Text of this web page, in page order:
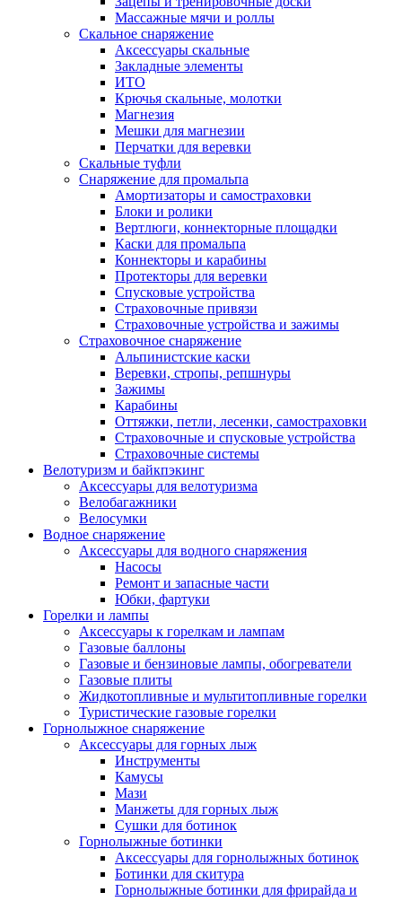
Массажные мячи и роллы
Скальное снаряжение
Аксессуары скальные
Закладные элементы
ИТО
Крючья скальные, молотки
Магнезия
Мешки для магнезии
Перчатки для веревки
Скальные туфли
Снаряжение для промальпа
Амортизаторы и самостраховки
Блоки и ролики
Вертлюги, коннекторные площадки
Каски для промальпа
Коннекторы и карабины
Протекторы для веревки
Спусковые устройства
Страховочные привязи
Страховочные устройства и зажимы
Страховочное снаряжение
Альпинистские каски
Веревки, стропы, репшнуры
Зажимы
Карабины
Оттяжки, петли, лесенки, самостраховки
Страховочные и спусковые устройства
Страховочные системы
Велотуризм и байкпэкинг
Аксессуары для велотуризма
Велобагажники
Велосумки
Водное снаряжение
Аксессуары для водного снаряжения
Насосы
Ремонт и запасные части
Юбки, фартуки
Горелки и лампы
Аксессуары к горелкам и лампам
Газовые баллоны
Газовые и бензиновые лампы, обогреватели
Газовые плиты
Жидкотопливные и мультитопливные горелки
Туристические газовые горелки
Горнолыжное снаряжение
Аксессуары для горных лыж
Инструменты
Камусы
Мази
Манжеты для горных лыж
Сушки для ботинок
Горнолыжные ботинки
Аксессуары для горнолыжных ботинок
Ботинки для скитура
Горнолыжные ботинки для фрирайда и